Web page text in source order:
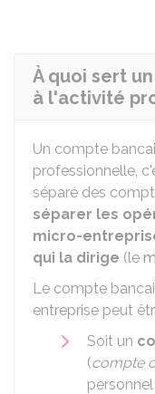
À quoi sert
à l'activité
Un compte
professionnelle,
séparé des
séparer les
micro-
qui la dirige (le
Le compte
entreprise peut
Soit un
(compte